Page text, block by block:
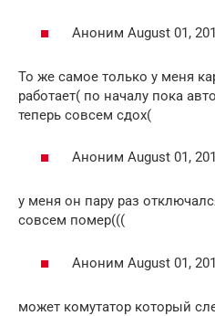
Аноним August 01,
То же самое только у меня
работает( по началу пока
теперь совсем сдох(
Аноним August 01,
у меня он пару раз
совсем помер(((
Аноним August 01,
может комутатор который